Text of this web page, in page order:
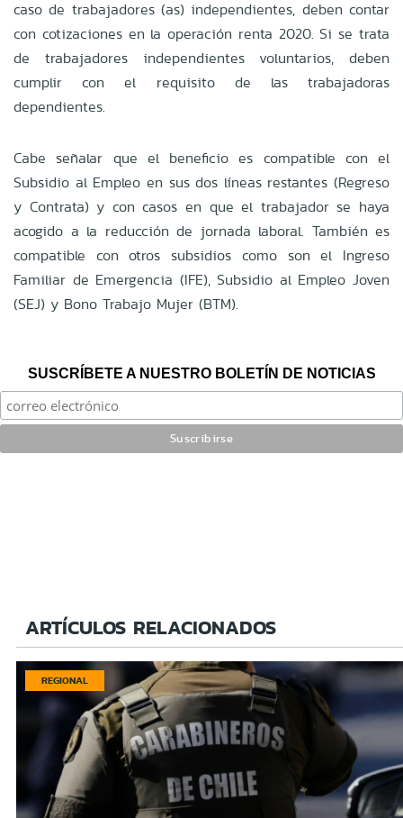
caso de trabajadores (as) independientes, deben contar
con cotizaciones en la operación renta 2020. Si se trata
de trabajadores independientes voluntarios, deben
cumplir con el requisito de las trabajadoras
dependientes.
Cabe señalar que el beneficio es compatible con el
Subsidio al Empleo en sus dos líneas restantes (Regreso
y Contrata) y con casos en que el trabajador se haya
acogido a la reducción de jornada laboral. También es
compatible con otros subsidios como son el Ingreso
Familiar de Emergencia (IFE), Subsidio al Empleo Joven
(SEJ) y Bono Trabajo Mujer (BTM).
SUSCRÍBETE A NUESTRO BOLETÍN DE NOTICIAS
ARTÍCULOS RELACIONADOS
REGIONAL